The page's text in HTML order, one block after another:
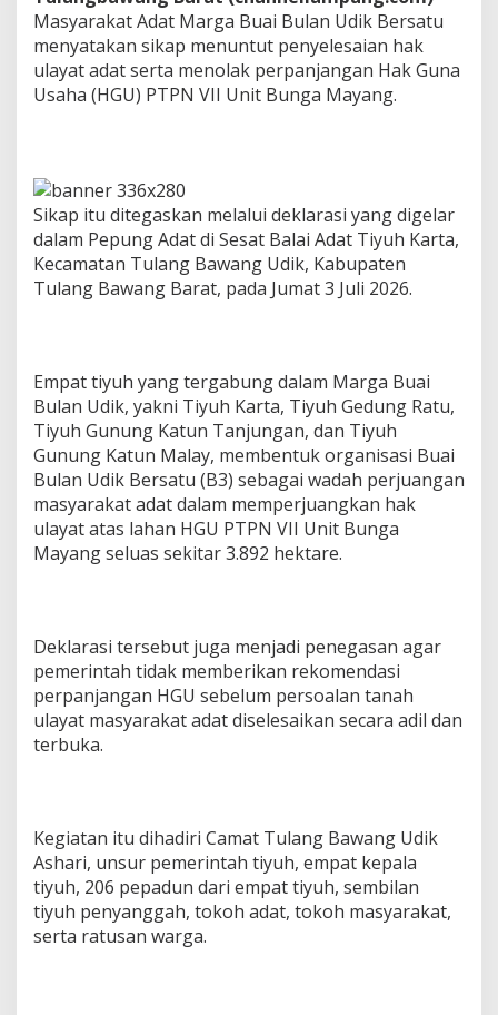
d
a
t
T
o
e
r
p
a
n
j
a
n
H
G
U
P
T
P
N
V
n
g
a
M
a
Masyarakat Adat Marga Buai Bulan Udik Bersatu
menyatakan sikap menuntut penyelesaian hak
ulayat adat serta menolak perpanjangan Hak Guna
Usaha (HGU) PTPN VII Unit Bunga Mayang.
Sikap itu ditegaskan melalui deklarasi yang digelar
dalam Pepung Adat di Sesat Balai Adat Tiyuh Karta,
Kecamatan Tulang Bawang Udik, Kabupaten
Tulang Bawang Barat, pada Jumat 3 Juli 2026.
Empat tiyuh yang tergabung dalam Marga Buai
Bulan Udik, yakni Tiyuh Karta, Tiyuh Gedung Ratu,
Tiyuh Gunung Katun Tanjungan, dan Tiyuh
Gunung Katun Malay, membentuk organisasi Buai
Bulan Udik Bersatu (B3) sebagai wadah perjuangan
masyarakat adat dalam memperjuangkan hak
ulayat atas lahan HGU PTPN VII Unit Bunga
Mayang seluas sekitar 3.892 hektare.
Deklarasi tersebut juga menjadi penegasan agar
pemerintah tidak memberikan rekomendasi
perpanjangan HGU sebelum persoalan tanah
ulayat masyarakat adat diselesaikan secara adil dan
terbuka.
Kegiatan itu dihadiri Camat Tulang Bawang Udik
Ashari, unsur pemerintah tiyuh, empat kepala
tiyuh, 206 pepadun dari empat tiyuh, sembilan
tiyuh penyanggah, tokoh adat, tokoh masyarakat,
serta ratusan warga.